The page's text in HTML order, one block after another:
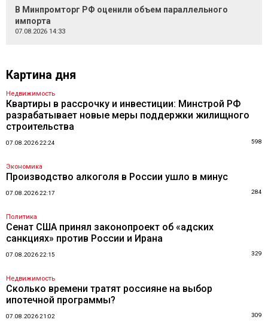
В Минпромторг РФ оценили объем параллельного
импорта
07.08.2026 14:33
Картина дня
Недвижимость
Квартиры в рассрочку и инвестиции: Минстрой РФ
разрабатывает новые меры поддержки жилищного
строительства
07.08.2026 22:24 598
Экономика
Производство алкоголя в России ушло в минус
07.08.2026 22:17 284
Политика
Сенат США принял законопроект об «адских
санкциях» против России и Ирана
07.08.2026 22:15 329
Недвижимость
Сколько времени тратят россияне на выбор
ипотечной программы?
07.08.2026 21:02 309